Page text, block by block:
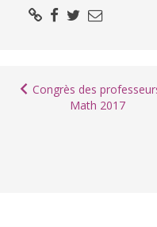
Congrès des
Math 2017